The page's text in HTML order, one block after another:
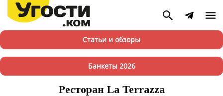
Статьи и обзоры
Банкеты 2026
Ресторан La Terrazza